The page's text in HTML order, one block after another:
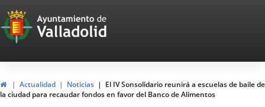
Portal
Web
del
Ayuntamiento
InicioActualidad Noticias
El IV Sonsolidario reunirá a escuelas de baile de
la ciudad para recaudar fondos en favor del Banco de Alimentos